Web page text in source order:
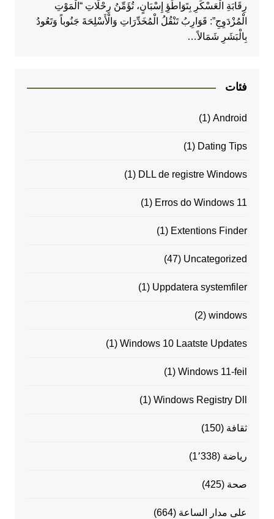
رِقَابَةِ الْعَسْكَرِ بِتَوَاطُؤِ إِسْبَانٍ، تُؤَمِّنُ رِحْلَاتِ “الْمَوْتِ
الْمُزْدَوِجِ”: قَوَارِبُ تَنْقُلُ الْمُخَدِّرَاتِ وَالْأَسْلِحَةَ جَنُوباً وَتَعُودُ
بِالْبَشَرِ شَمَالاً…
فئات
Android
(1)
Dating Tips
(1)
DLL de registre Windows
(1)
Erros do Windows 11
(1)
Extentions Finder
(1)
Uncategorized
(47)
Uppdatera systemfiler
(1)
windows
(2)
Windows 10 Laatste Updates
(1)
Windows 11-feil
(1)
Windows Registry Dll
(1)
ثقافة (150)
رياضة (1٬338)
صحة (425)
على مدار الساعة (664)